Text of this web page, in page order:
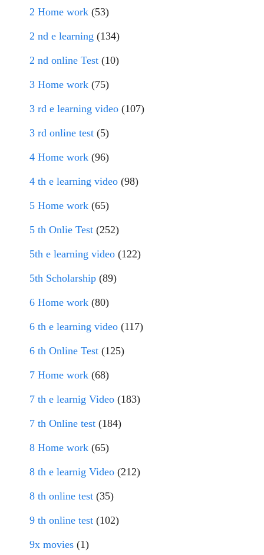
2 Home work (53)
2 nd e learning (134)
2 nd online Test (10)
3 Home work (75)
3 rd e learning video (107)
3 rd online test (5)
4 Home work (96)
4 th e learning video (98)
5 Home work (65)
5 th Onlie Test (252)
5th e learning video (122)
5th Scholarship (89)
6 Home work (80)
6 th e learning video (117)
6 th Online Test (125)
7 Home work (68)
7 th e learnig Video (183)
7 th Online test (184)
8 Home work (65)
8 th e learnig Video (212)
8 th online test (35)
9 th online test (102)
9x movies (1)